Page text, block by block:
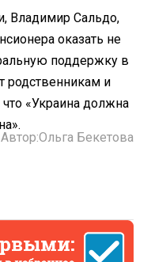
Владимир Сальдо,
оказать не
поддержку в
родственникам и
«Украина должна
Автор:Ольга Бекетова